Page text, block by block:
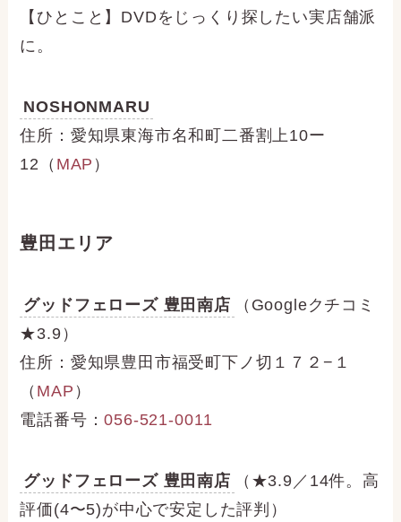
【ひとこと】DVDをじっくり探したい実店舗派
に。
NOSHONMARU
住所：愛知県東海市名和町二番割上10ー
12（ MAP ）
豊田エリア
グッドフェローズ 豊田南店
（Googleクチコミ
★3.9）
住所：愛知県豊田市福受町下ノ切１７２−１
（ MAP ）
電話番号：056-521-0011
グッドフェローズ 豊田南店
（★3.9／14件。高
評価(4〜5)が中心で安定した評判）